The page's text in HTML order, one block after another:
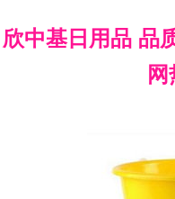
欣中基日用品 品